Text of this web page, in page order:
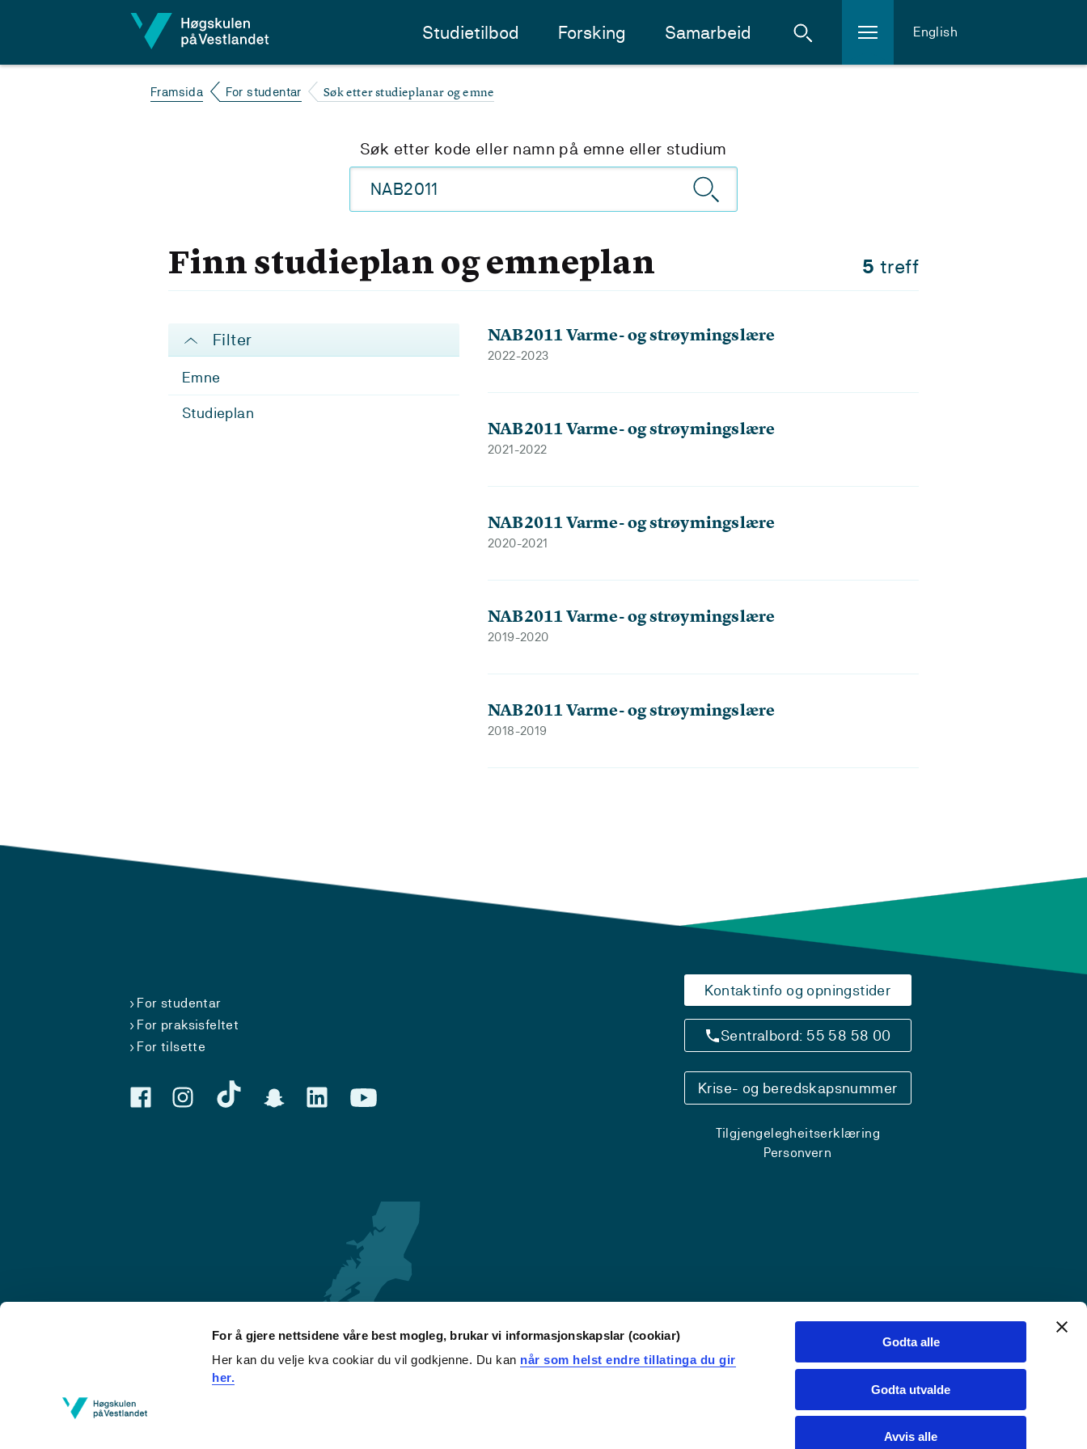
For å gjere nettsidene våre best mogleg, brukar vi informasjonskapslar (cookiar)
Her kan du velje kva cookiar du vil godkjenne. Du kan når som helst endre tillatinga du gir
her.
Godta alle
Godta utvalde
Avvis alle
Studietilbod Forsking Samarbeid English
Framsida For studentar Søk etter studieplanar og emne
Søk etter kode eller namn på emne eller studium
Finn studieplan og emneplan 5 treff
Filter
Emne
Studieplan
NAB2011 Varme- og strøymingslære
2022-2023
NAB2011 Varme- og strøymingslære
2021-2022
NAB2011 Varme- og strøymingslære
2020-2021
NAB2011 Varme- og strøymingslære
2019-2020
NAB2011 Varme- og strøymingslære
2018-2019
For studentar
For praksisfeltet
For tilsette
Kontaktinfo og opningstider
Sentralbord: 55 58 58 00
Krise- og beredskapsnummer
Tilgjengelegheitserklæring
Personvern